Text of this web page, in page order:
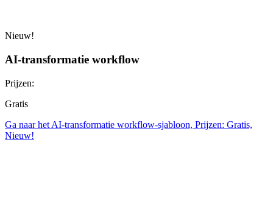
Nieuw!
AI-transformatie workflow
Prijzen:
Gratis
Ga naar het AI-transformatie workflow-sjabloon, Prijzen: Gratis,
Nieuw!